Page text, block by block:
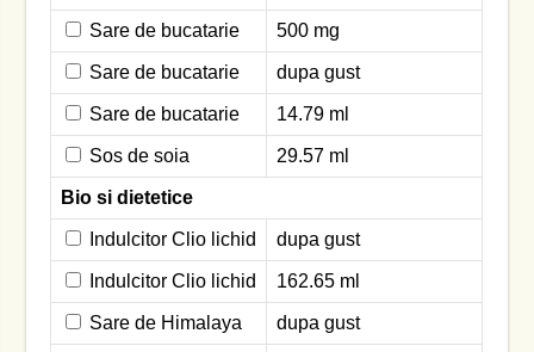
Sare de bucatarie 500 mg
Sare de bucatarie dupa gust
Sare de bucatarie 14.79 ml
Sos de soia 29.57 ml
Bio si dietetice
Indulcitor Clio lichid dupa gust
Indulcitor Clio lichid 162.65 ml
Sare de Himalaya dupa gust